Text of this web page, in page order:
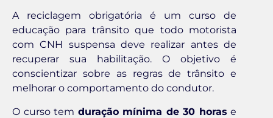
A reciclagem obrigatória é um curso de
educação para trânsito que todo motorista
com CNH suspensa deve realizar antes de
recuperar sua habilitação. O objetivo é
conscientizar sobre as regras de trânsito e
melhorar o comportamento do condutor.
O curso tem duração mínima de 30 horas e